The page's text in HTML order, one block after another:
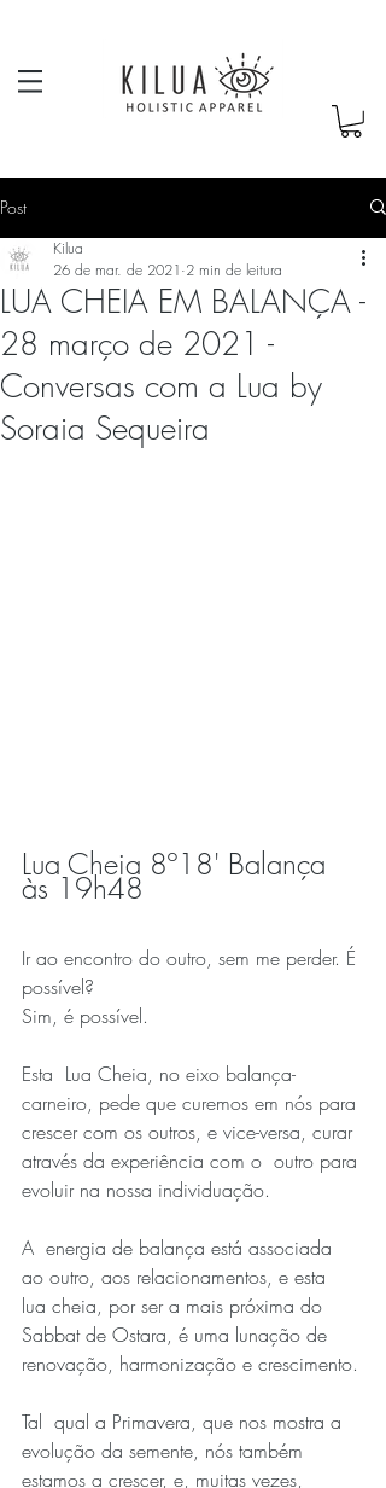
Post
LUA CHEIA EM BALANÇA -
28 março de 2021 -
Conversas com a Lua by
Soraia Sequeira
Kilua
26 de mar. de 2021 2 min de leitura
Lua Cheia 8º18' Balança
às 19h48
Ir ao encontro do outro, sem me perder. É
possível?
Sim, é possível.
Esta  Lua Cheia, no eixo balança-
carneiro, pede que curemos em nós para
crescer com os outros, e vice-versa, curar
através da experiência com o  outro para
evoluir na nossa individuação.
A  energia de balança está associada
ao outro, aos relacionamentos, e esta
lua cheia, por ser a mais próxima do
Sabbat de Ostara, é uma lunação de
renovação, harmonização e crescimento.
Tal  qual a Primavera, que nos mostra a
evolução da semente, nós também
estamos a crescer, e, muitas vezes,